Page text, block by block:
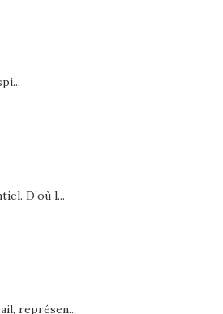
D’où l...
représen...